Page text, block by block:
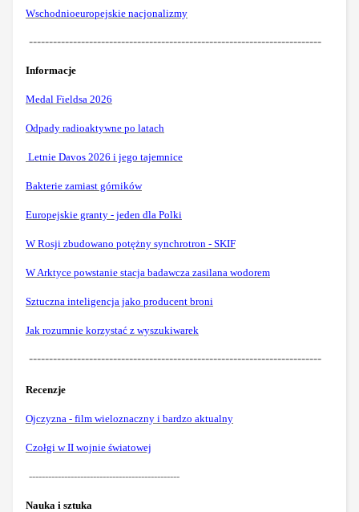
Wschodnioeuropejskie nacjonalizmy
-------------------------------------------------------------------------
Informacje
Medal Fieldsa 2026
Odpady radioaktywne po latach
Letnie Davos 2026 i jego tajemnice
Bakterie zamiast górników
Europejskie granty - jeden dla Polki
W Rosji zbudowano potężny synchrotron - SKIF
W Arktyce powstanie stacja badawcza zasilana wodorem
Sztuczna inteligencja jako producent broni
Jak rozumnie korzystać z wyszukiwarek
-------------------------------------------------------------------------
Recenzje
Ojczyzna - film wieloznaczny i bardzo aktualny
Czołgi w II wojnie światowej
-----------------------------------------------
Nauka i sztuka